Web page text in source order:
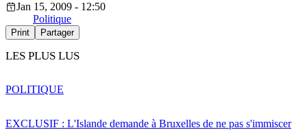
Jan 15, 2009 - 12:50
Politique
Print Partager
LES PLUS LUS
EXCLUSIF : L'Islande demande à Bruxelles de ne pas s'immiscer
POLITIQUE